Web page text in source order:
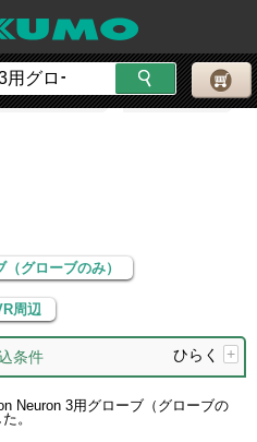
ローブのみ）
ハードウェア
グローブのみ）
周辺
条件 ひらく +
Neuron 3用グローブ（グローブの
。